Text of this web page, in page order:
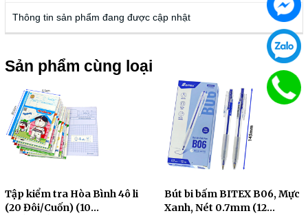
Thông tin sản phẩm đang được cập nhật
Sản phẩm cùng loại
Tập kiểm tra Hòa Bình 4ô li
(20 Đôi/Cuốn) (10
Bút bi bấm BITEX B06, Mực
Xanh, Nét 0.7mm (12